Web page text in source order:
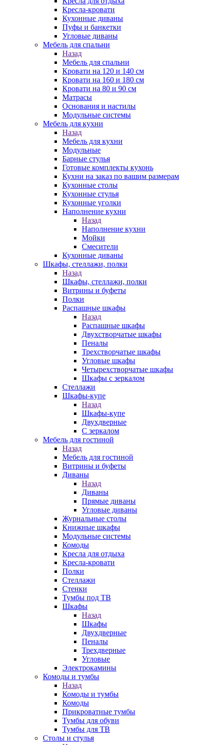
Кресла-кровати
Кухонные диваны
Пуфы и банкетки
Угловые диваны
Мебель для спальни
Назад
Мебель для спальни
Кровати на 120 и 140 см
Кровати на 160 и 180 см
Кровати на 80 и 90 см
Матрасы
Основания и настилы
Модульные системы
Мебель для кухни
Назад
Мебель для кухни
Модульные
Барные стулья
Готовые комплекты кухонь
Кухни на заказ по вашим размерам
Кухонные столы
Кухонные стулья
Кухонные уголки
Наполнение кухни
Назад
Наполнение кухни
Мойки
Смесители
Кухонные диваны
Шкафы, стеллажи, полки
Назад
Шкафы, стеллажи, полки
Витрины и буфеты
Полки
Распашные шкафы
Назад
Распашные шкафы
Двухстворчатые шкафы
Пеналы
Трехстворчатые шкафы
Угловые шкафы
Четырехстворчатые шкафы
Шкафы с зеркалом
Стеллажи
Шкафы-купе
Назад
Шкафы-купе
Двухдверные
С зеркалом
Мебель для гостиной
Назад
Мебель для гостиной
Витрины и буфеты
Диваны
Назад
Диваны
Прямые диваны
Угловые диваны
Журнальные столы
Книжные шкафы
Модульные системы
Комоды
Кресла для отдыха
Кресла-кровати
Полки
Стеллажи
Стенки
Тумбы под ТВ
Шкафы
Назад
Шкафы
Двухдверные
Пеналы
Трехдверные
Угловые
Электрокамины
Комоды и тумбы
Назад
Комоды и тумбы
Комоды
Прикроватные тумбы
Тумбы для обуви
Тумбы для ТВ
Столы и стулья